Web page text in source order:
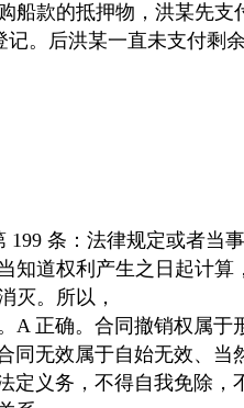
款的抵押物，洪某先支
。后洪某一直未支付剩
199 条：法律规定或者当
知道权利产生之日起计算
灭。所以，
A 正确。合同撤销权属
同无效属于自始无效、
定义务，不得自我免除，